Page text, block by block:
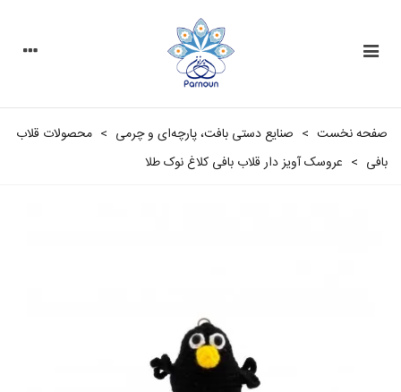
صفحه نخست > صنایع دستی بافت، پارچه‌ای و چرمی > محصولات قلاب
بافی > عروسک آویز دار قلاب بافی کلاغ نوک طلا